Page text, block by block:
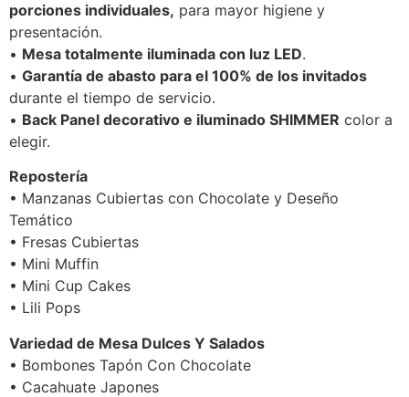
porciones individuales, para mayor higiene y
presentación.
• Mesa totalmente iluminada con luz LED.
• Garantía de abasto para el 100% de los invitados
durante el tiempo de servicio.
• Back Panel decorativo e iluminado SHIMMER color a
elegir.
Repostería
• Manzanas Cubiertas con Chocolate y Deseño
Temático
• Fresas Cubiertas
• Mini Muffin
• Mini Cup Cakes
• Lili Pops
Variedad de Mesa Dulces Y Salados
• Bombones Tapón Con Chocolate
• Cacahuate Japones